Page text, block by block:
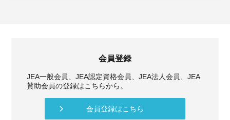
会員登録
JEA一般会員、JEA認定資格会員、JEA法人会員、JEA
賛助会員の登録はこちらから。
会員登録はこちら